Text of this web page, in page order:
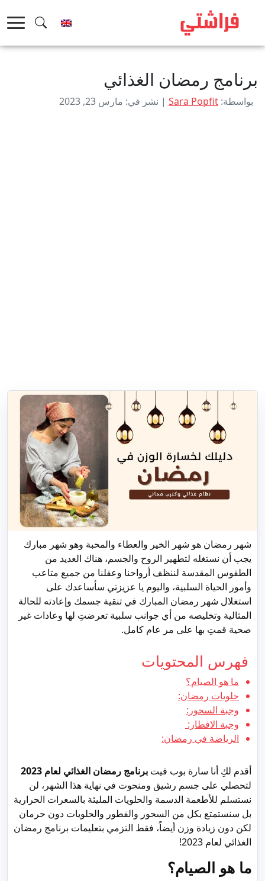
برنامج رمضان الغذائي
بواسطة: Sara Popfit | نشر في: مارس 23, 2023
شهر رمضان هو شهر الخير والعطاء والمحبة وهو شهر مبارك
يجب أن نستغله لتطهير الروح والجسم، هناك العديد من
الطقوس المقدسة لننظف أرواحنا وعقلنا من جميع متاعب
وأمور الحياة السلبية، واليوم يا عزيزتي سأساعدك على
استغلال شهر رمضان المبارك في تنقية جسمك وإعادته للحالة
المثالية وتخليصه من أي جوانب سلبية تعرضتِ لها وعادات غير
صحية قمتِ بها على مر عام كامل.
فهرس المحتويات
ما هو الصيام؟
حلويات رمضان:
وجبة السحور:
وجبة الافطار:
الرياضة في رمضان:
أقدم لكِ أنا سارة بوب فيت برنامج رمضان الغذائي لعام 2023
لتحصلي على جسم رشيق ومنحوت في نهاية هذا الشهر، لن
نستسلم للأطعمة الدسمة والحلويات المليئة بالسعرات الحرارية
بل سنستمتع بكل من السحور والفطور والحلويات دون حرمان
لكن دون زيادة وزن أيضاً، فقط التزمي بتعليمات برنامج رمضان
الغذائي لعام 2023!
ما هو الصيام؟